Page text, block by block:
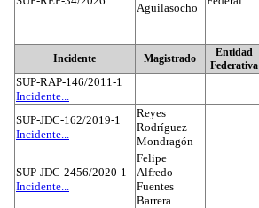
Aguilasocho
Incidente Magistrado
Entidad
Federativa
SUP-RAP-146/2011-1
Incidente...
SUP-JDC-162/2019-1
Incidente...
Reyes
Rodríguez
Mondragón
SUP-JDC-2456/2020-1
Incidente...
Felipe
Alfredo
Fuentes
Barrera